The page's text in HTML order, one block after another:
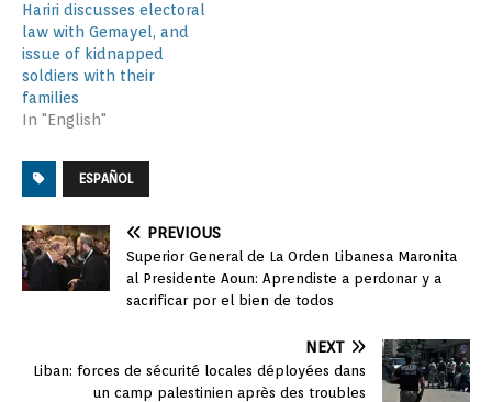
Hariri discusses electoral
law with Gemayel, and
issue of kidnapped
soldiers with their
families
In "English"
ESPAÑOL
PREVIOUS
Superior General de La Orden Libanesa Maronita
al Presidente Aoun: Aprendiste a perdonar y a
sacrificar por el bien de todos
NEXT
Liban: forces de sécurité locales déployées dans
un camp palestinien après des troubles